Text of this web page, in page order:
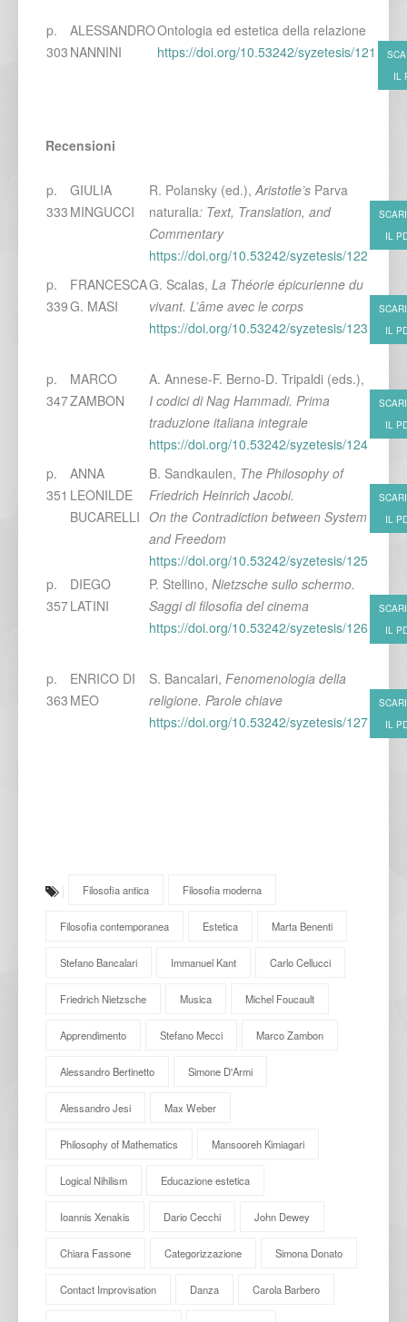
p.
303
ALESSANDRO
NANNINI
Ontologia ed estetica della relazione
https://doi.org/10.53242/syzetesis/121
IL
Recensioni
p.
333
GIULIA
MINGUCCI
R. Polansky (ed.), Aristotle’s Parva
naturalia: Text, Translation, and
Commentary
https://doi.org/10.53242/syzetesis/122
IL
p.
339
FRANCESCA
G. MASI
G. Scalas, La Théorie épicurienne du
vivant. L’âme avec le corps
https://doi.org/10.53242/syzetesis/123
IL
p.
347
MARCO
ZAMBON
A. Annese-F. Berno-D. Tripaldi (eds.),
I codici di Nag Hammadi. Prima
traduzione italiana integrale
https://doi.org/10.53242/syzetesis/124
IL
p.
351
ANNA
LEONILDE
BUCARELLI
B. Sandkaulen, The Philosophy of
Friedrich Heinrich Jacobi.
On the Contradiction between System
and Freedom
https://doi.org/10.53242/syzetesis/125
IL
p.
357
DIEGO
LATINI
P. Stellino, Nietzsche sullo schermo.
Saggi di filosofia del cinema
https://doi.org/10.53242/syzetesis/126
IL
p.
363
ENRICO DI
MEO
S. Bancalari, Fenomenologia della
religione. Parole chiave
https://doi.org/10.53242/syzetesis/127
IL
Filosofia antica Filosofia moderna
Filosofia contemporanea Estetica Marta Benenti
Stefano Bancalari Immanuel Kant Carlo Cellucci
Friedrich Nietzsche Musica Michel Foucault
Apprendimento Stefano Mecci Marco Zambon
Alessandro Bertinetto Simone D'Armi
Alessandro Jesi Max Weber
Philosophy of Mathematics Mansooreh Kimiagari
Logical Nihilism Educazione estetica
Ioannis Xenakis Dario Cecchi John Dewey
Chiara Fassone Categorizzazione Simona Donato
Contact Improvisation Danza Carola Barbero